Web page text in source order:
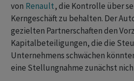
von Renault, die Kontrolle über
Kerngeschäft zu behalten. Der
gezielten Partnerschaften den
Kapitalbeteiligungen, die die
Unternehmens schwächen
eine Stellungnahme zunächst